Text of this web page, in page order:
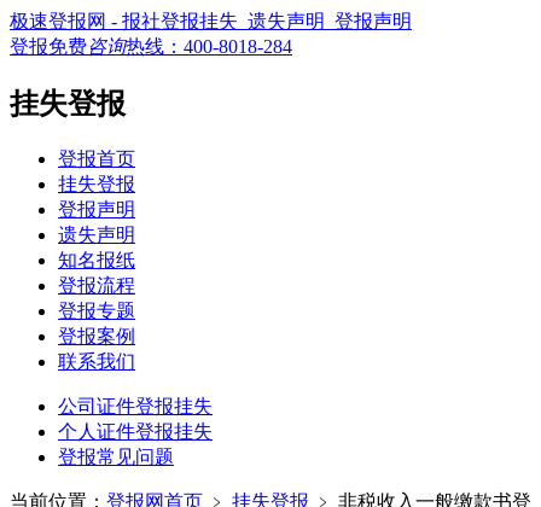
极速登报网 - 报社登报挂失_遗失声明_登报声明
登报免费咨询热线： 400-8018-284
挂失登报
登报首页
挂失登报
登报声明
遗失声明
知名报纸
登报流程
登报专题
登报案例
联系我们
公司证件登报挂失
个人证件登报挂失
登报常见问题
当前位置： 登报网首页 ﹥ 挂失登报 ﹥ 非税收入一般缴款书登